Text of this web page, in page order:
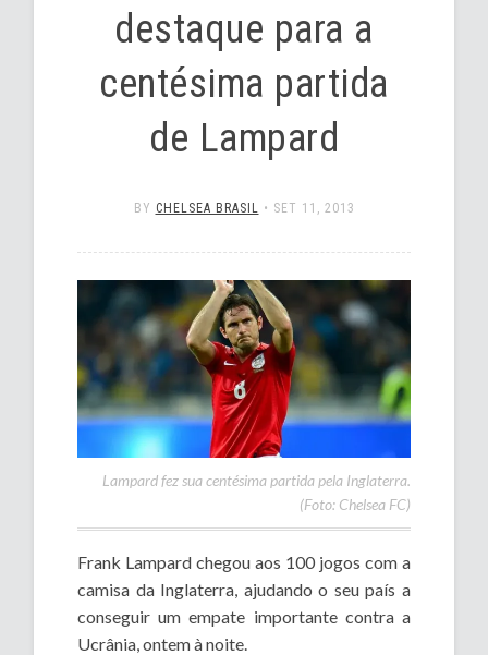
destaque para a
centésima partida
de Lampard
BY CHELSEA BRASIL • SET 11, 2013
Lampard fez sua centésima partida pela Inglaterra.
(Foto: Chelsea FC)
Frank Lampard chegou aos 100 jogos com a
camisa da Inglaterra, ajudando o seu país a
conseguir um empate importante contra a
Ucrânia, ontem à noite.